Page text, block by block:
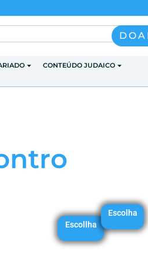
CONTEÚDO JUDAICO
Escollha
Escolha